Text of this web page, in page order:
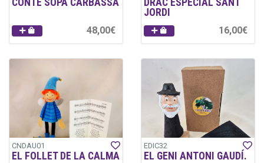
48,00€
JORDI
16,00€
CNDAU01
EL FOLLET DE LA CALMA
EDIC32
EL GENI ANTONI GAUDÍ.